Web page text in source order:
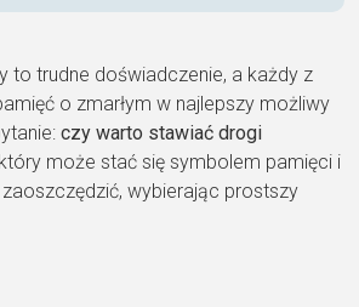
to trudne doświadczenie, a każdy z
o zmarłym w najlepszy możliwy
czy warto stawiać drogi
może stać się symbolem pamięci i
wybierając prostszy